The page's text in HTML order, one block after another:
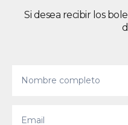
Si desea recibir los